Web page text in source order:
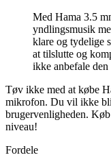
Med Hama 3.5
yndlingsmusik
klare og tydelige
at tilslutte og
ikke anbefale
Tøv ikke med at købe
mikrofon. Du vil ikke
brugervenligheden.
niveau!
Fordele